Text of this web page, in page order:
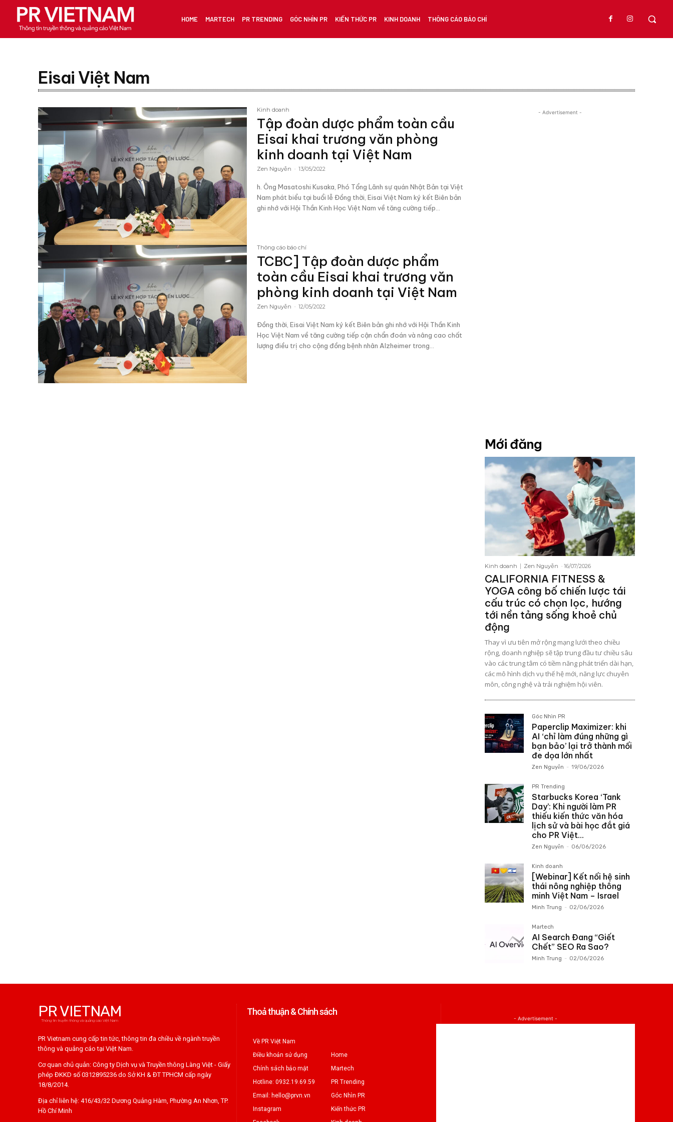
HOME MARTECH PR TRENDING GÓC NHÌN PR KIẾN THỨC PR KINH DOANH THÔNG CÁO BÁO CHÍ
Eisai Việt Nam
Kinh doanh
Tập đoàn dược phẩm toàn cầu
Eisai khai trương văn phòng
kinh doanh tại Việt Nam
Zen Nguyễn - 13/05/2022
h. Ông Masatoshi Kusaka, Phó Tổng Lãnh sự quán Nhật Bản tại Việt
Nam phát biểu tại buổi lễ Đồng thời, Eisai Việt Nam ký kết Biên bản
ghi nhớ với Hội Thần Kinh Học Việt Nam về tăng cường tiếp...
Thông cáo báo chí
TCBC] Tập đoàn dược phẩm
toàn cầu Eisai khai trương văn
phòng kinh doanh tại Việt Nam
Zen Nguyễn - 12/05/2022
Đồng thời, Eisai Việt Nam ký kết Biên bản ghi nhớ với Hội Thần Kinh
Học Việt Nam về tăng cường tiếp cận chẩn đoán và nâng cao chất
lượng điều trị cho cộng đồng bệnh nhân Alzheimer trong...
- Advertisement -
Mới đăng
Kinh doanh Zen Nguyễn - 16/07/2026
CALIFORNIA FITNESS &
YOGA công bố chiến lược tái
cấu trúc có chọn lọc, hướng
tới nền tảng sống khoẻ chủ
động
Thay vì ưu tiên mở rộng mạng lưới theo chiều
rộng, doanh nghiệp sẽ tập trung đầu tư chiều sâu
vào các trung tâm có tiềm năng phát triển dài hạn,
các mô hình dịch vụ thế hệ mới, năng lực chuyên
môn, công nghệ và trải nghiệm hội viên.
Góc Nhìn PR
Paperclip Maximizer: khi
AI ‘chỉ làm đúng những gì
bạn bảo’ lại trở thành mối
đe dọa lớn nhất
Zen Nguyễn - 19/06/2026
PR Trending
Starbucks Korea ‘Tank
Day’: Khi người làm PR
thiếu kiến thức văn hóa
lịch sử và bài học đắt giá
cho PR Việt...
Zen Nguyễn - 06/06/2026
Kinh doanh
[Webinar] Kết nối hệ sinh
thái nông nghiệp thông
minh Việt Nam – Israel
Minh Trung - 02/06/2026
Martech
AI Search Đang “Giết
Chết” SEO Ra Sao?
Minh Trung - 02/06/2026
PR VIETNAM
Thông tin truyền thông và quảng cáo Việt Nam
PR Vietnam cung cấp tin tức, thông tin đa chiều về ngành truyền
thông và quảng cáo tại Việt Nam.
Cơ quan chủ quản: Công ty Dịch vụ và Truyền thông Làng Việt - Giấy
phép ĐKKD số 0312895236 do Sở KH & ĐT TPHCM cấp ngày
18/8/2014.
Địa chỉ liên hệ: 416/43/32 Dương Quảng Hàm, Phường An Nhơn, TP.
Hồ Chí Minh
Thoả thuận & Chính sách
Về PR Việt Nam
Điều khoản sử dụng
Chính sách bảo mật
Hotline: 0932.19.69.59
Email: hello@prvn.vn
Instagram
Home
Martech
PR Trending
Góc Nhìn PR
Kiến thức PR
- Advertisement -